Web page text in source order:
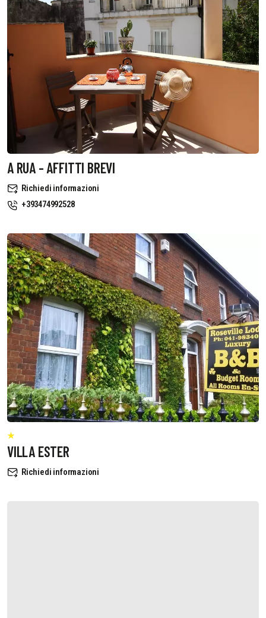
A RUA - AFFITTI BREVI
Richiedi informazioni
+393474992528
VILLA ESTER
Richiedi informazioni